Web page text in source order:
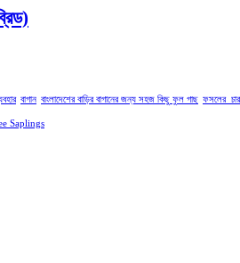
বাগান বাংলাদেশের বাড়ির বাগানের জন্য সহজ কিছু ফুল গাছ
Saplings